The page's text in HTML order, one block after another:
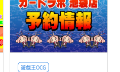
遊戯王OCG